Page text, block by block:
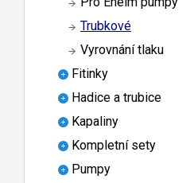
Trubkové
Vyrovnání tlaku
Fitinky
Hadice a trubice
Kapaliny
Kompletní sety
Pumpy